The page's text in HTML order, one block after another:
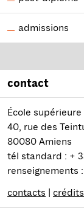
admissions
contact
École supérieure
40, rue des
80080 Amiens
tél standard : +
renseignements
contacts
crédits